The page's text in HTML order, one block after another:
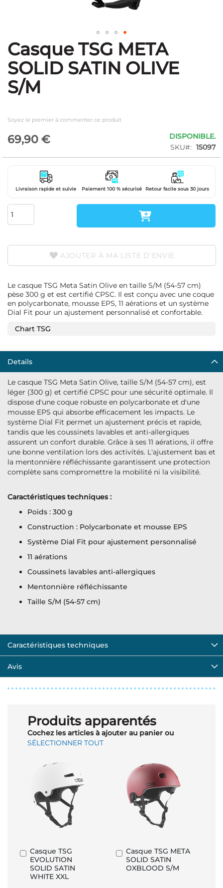
Skip
to
the
beginning
of
the
Casque TSG META
SOLID SATIN OLIVE
S/M
Soyez le premier à commenter ce produit
69,90 €
DISPONIBLE.
SKU
15097
Livraison rapide et suivie Paiement 100 % sécurisé Retour facile sous 30 jours
AJOUTER À MA LISTE D’ENVIE
Le casque TSG Meta Satin Olive en taille S/M (54-57 cm)
pèse 300 g et est certifié CPSC. Il est conçu avec une coque
en polycarbonate, mousse EPS, 11 aérations et un système
Dial Fit pour un ajustement personnalisé et confortable.
Chart TSG
Details
Le casque TSG Meta Satin Olive, taille S/M (54-57 cm), est
léger (300 g) et certifié CPSC pour une sécurité optimale. Il
dispose d'une coque robuste en polycarbonate et d'une
mousse EPS qui absorbe efficacement les impacts. Le
système Dial Fit permet un ajustement précis et rapide,
tandis que les coussinets lavables et anti-allergiques
assurent un confort durable. Grâce à ses 11 aérations, il offre
une bonne ventilation lors des activités. L'ajustement bas et
la mentonnière réfléchissante garantissent une protection
complète sans compromettre la mobilité ni la visibilité.
Caractéristiques techniques :
Poids : 300 g
Construction : Polycarbonate et mousse EPS
Système Dial Fit pour ajustement personnalisé
11 aérations
Coussinets lavables anti-allergiques
Mentonnière réfléchissante
Taille S/M (54-57 cm)
Caractéristiques techniques
Avis
Produits apparentés
Cochez les articles à ajouter au panier ou
SÉLECTIONNER TOUT
Casque TSG
EVOLUTION
SOLID SATIN
WHITE XXL
Ajouter
au
panier
Casque TSG META
SOLID SATIN
OXBLOOD S/M
Ajouter
au
panier